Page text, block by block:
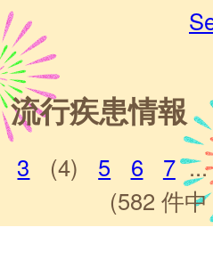
流行疾患情報
3 (4) 5 6 7 ...
(582 件